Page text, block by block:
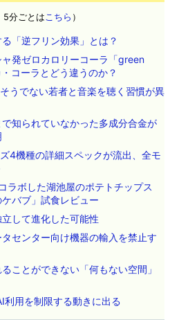
5分ごとはこちら ）
「逆フリン効果」とは？
発ゼロカロリーコーラ「green
コーラとどう違うのか？
うでない若者と音楽を聴く習慣が異
知られていなかった多成分合金が
4機種の詳細スペックが流出、全モ
ラボした湖池屋のポテトチップス
ケバブ」試食レビュー
して進化した可能性
センター向け機器の輸入を禁止す
ことができない「何もない空間」
用を制限する動きに出る